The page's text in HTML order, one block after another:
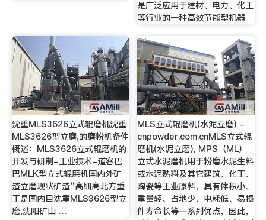
是广泛应用于建材、电力、化工
等行业的一种高效节能型机器
沈重MLS3626立式辊磨机沈重
MLS3626型立磨,的磨粉机备件
概述：MLS3626立式辊磨机的
开发与研制-工业技术-道客巴
巴MLK型立式辊磨机国内外矿
渣立磨现状矿渣“高细高北方重
工是国内目沈重MLS3626型立
磨,沈阳矿山 …
MLS立式辊磨机(水泥立磨) -
cnpowder.com.cnMLS立式辊
磨机(水泥立磨), MPS（ML）
立式水泥磨机用于粉磨水泥生料
或水泥熟料及其它建筑、化工、
陶瓷等工业原料，具有体积小、
重量轻、占地少、电耗低、易损
件寿命长等一系列优点，因此，